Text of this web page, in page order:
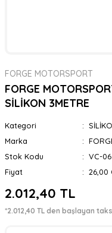
FORGE MOTORSPORT
FORGE
SİLİKON 3METRE
Kategori
Marka
Stok Kodu
VC-06
Fiyat
26,00
2.012,40 TL
*2.012,40 TL den başlayan